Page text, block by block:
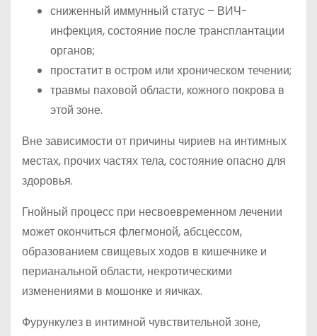
сниженный иммунный статус – ВИЧ-
инфекция, состояние после трансплантации
органов;
простатит в остром или хроническом течении;
травмы паховой области, кожного покрова в
этой зоне.
Вне зависимости от причины чириев на интимных
местах, прочих частях тела, состояние опасно для
здоровья.
Гнойный процесс при несвоевременном лечении
может окончиться флегмоной, абсцессом,
образованием свищевых ходов в кишечнике и
перианальной области, некротическими
изменениями в мошонке и яичках.
Фурункулез в интимной чувствительной зоне,